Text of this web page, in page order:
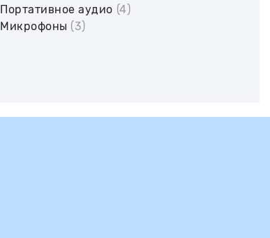
Портативное аудио (4)
Микрофоны (3)